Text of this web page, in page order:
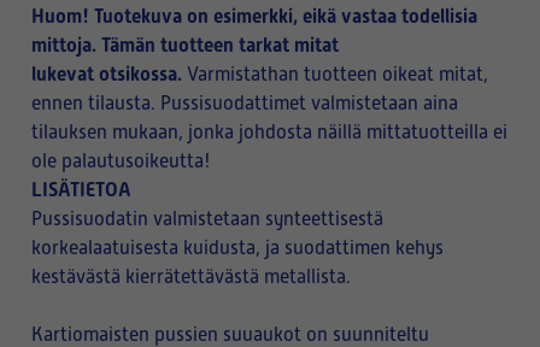
Huom! Tuotekuva on esimerkki, eikä vastaa todellisia
mittoja. Tämän tuotteen tarkat mitat
lukevat otsikossa. Varmistathan tuotteen oikeat mitat,
ennen tilausta. Pussisuodattimet valmistetaan aina
tilauksen mukaan, jonka johdosta näillä mittatuotteilla ei
ole palautusoikeutta!
LISÄTIETOA
Pussisuodatin valmistetaan synteettisestä
korkealaatuisesta kuidusta, ja suodattimen kehys
kestävästä kierrätettävästä metallista.
Kartiomaisten pussien suuaukot on suunniteltu